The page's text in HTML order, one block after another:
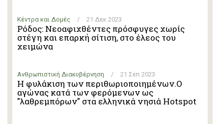
Κέντρα και Δομές / 21 Δεκ 2023
Ρόδος: Νεοαφιχθέντες πρόσφυγες χωρίς
στέγη και επαρκή σίτιση, στο έλεος του
χειμώνα
Ανθρωπιστική Διακυβέρνηση / 21 Σεπ 2023
Η φυλάκιση των περιθωριοποιημένων.Ο
αγώνας κατά των φερόμενων ως
"λαθρεμπόρων" στα ελληνικά νησιά Hotspot